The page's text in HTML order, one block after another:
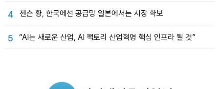
4 젠슨 황, 한국에선 공급망 일본에서는 시장 확보
5 “AI는 새로운 산업, AI 팩토리 산업혁명 핵심 인프라 될 것”